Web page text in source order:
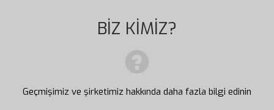
BİZ KİMİZ?
Geçmişimiz ve şirketimiz hakkında daha fazla bilgi edinin